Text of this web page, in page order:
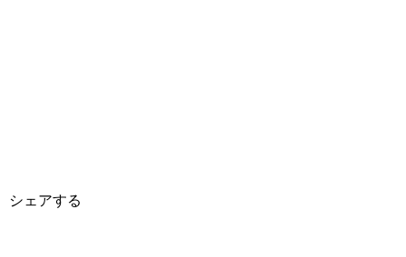
シェアする